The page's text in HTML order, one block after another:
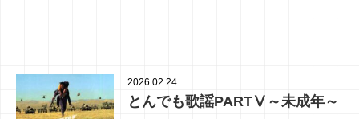
2026.02.24
とんでも歌謡PARTⅤ～未成年～